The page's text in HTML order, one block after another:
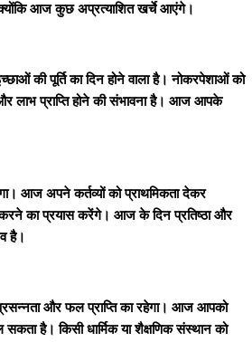
आज कुछ अप्रत्याशित खर्चे आएंगे।
की पूर्ति का दिन होने वाला है। नोकरपेशाओं को
लाभ प्राप्ति होने की संभावना है। आज आपके
आज अपने कर्तव्यों को प्राथमिकता देकर
करने का प्रयास करेंगे। आज के दिन प्रतिष्ठा और
है।
और फल प्राप्ति का रहेगा। आज आपको
है। किसी धार्मिक या शैक्षणिक संस्थान को